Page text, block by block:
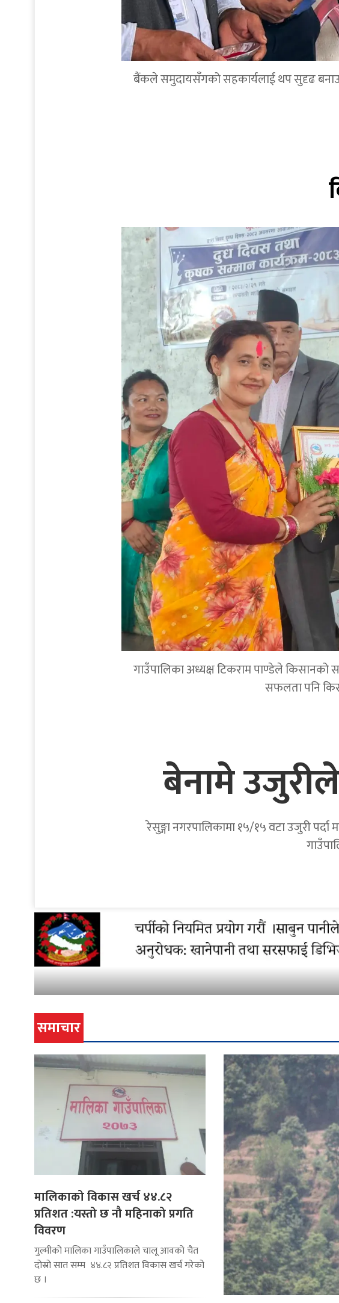
बैंकले समुदायसँगको सहकार्यलाई थप सुदृढ बनाउने
गाउँपालिका अध्यक्ष टिकराम पाण्डेले किसानको
सफलता पनि
बेनामे
रेसुङ्गा नगरपालिकामा १५/१५ वटा उजुरी
समाचार
मालिकाको विकास खर्च ४४.८२
प्रतिशत :यस्तो छ नौ महिनाको प्रगति
विवरण
गुल्मीको मालिका गाउँपालिकाले चालू आवको चैत
दोस्रो सात सम्म ४४.८२ प्रतिशत विकास खर्च गरेको
छ ।